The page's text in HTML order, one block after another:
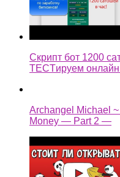
Скрипт бот 1200
TECTируем онлайн
Archangel Michael
Money — Part 2 —